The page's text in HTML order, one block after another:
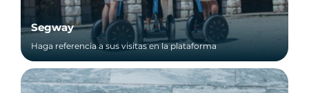
Segway
Haga referencia a sus visitas en la plataforma